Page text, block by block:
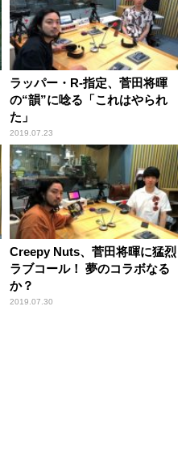
ラッパー・R-指定、菅田将暉
の“韻”に唸る「これはやられ
た」
2019.07.23
Creepy Nuts、菅田将暉に猛烈
ラブコール！ 夢のコラボなる
か？
2019.07.30